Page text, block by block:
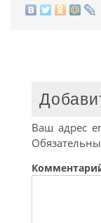
Ваш адрес